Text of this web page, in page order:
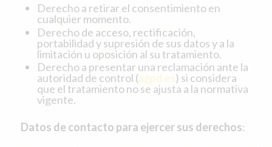
Derecho a retirar el consentimiento en
cualquier momento.
Derecho de acceso, rectificación,
portabilidad y supresión de sus datos y a la
limitación u oposición al su tratamiento.
Derecho a presentar una reclamación ante la
autoridad de control (agpd.es) si considera
que el tratamiento no se ajusta a la normativa
vigente.
Datos de contacto para ejercer sus derechos: